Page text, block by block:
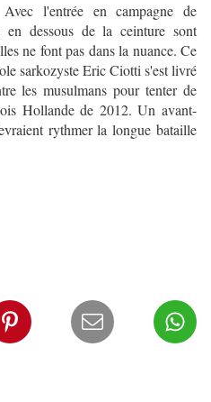
l'entrée en campagne de
en dessous de la ceinture sont
ne font pas dans la nuance. Ce
sarkozyste Eric Ciotti s'est livré
les musulmans pour tenter de
Hollande de 2012. Un avant-
rythmer la longue bataille